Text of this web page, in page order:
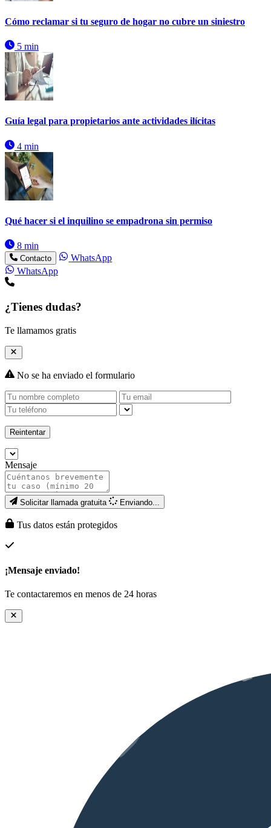
Cómo reclamar si tu seguro de hogar no cubre un siniestro
5 min
Guía legal para propietarios ante actividades ilícitas
4 min
Qué hacer si el inquilino se empadrona sin permiso
8 min
Contacto
WhatsApp
WhatsApp
¿Tienes dudas?
Te llamamos gratis
No se ha enviado el formulario
Reintentar
Mensaje
Solicitar llamada gratuita Enviando...
Tus datos están protegidos
¡Mensaje enviado!
Te contactaremos en menos de 24 horas